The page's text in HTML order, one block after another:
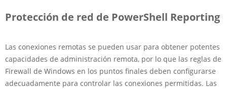
Protección de red de PowerShell Reporting
Las conexiones remotas se pueden usar para obtener potentes
capacidades de administración remota, por lo que las reglas de
Firewall de Windows en los puntos finales deben configurarse
adecuadamente para controlar las conexiones permitidas. Las